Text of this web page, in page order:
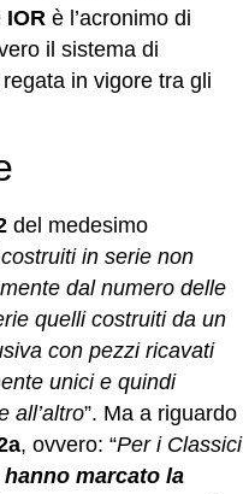
IOR è l’acronimo di
il sistema di
in vigore tra gli
del medesimo
in serie non
dal numero delle
quelli costruiti da un
con pezzi ricavati
unici e quindi
all’altro”. Ma a riguardo
, ovvero: “Per i Classici
marcato la